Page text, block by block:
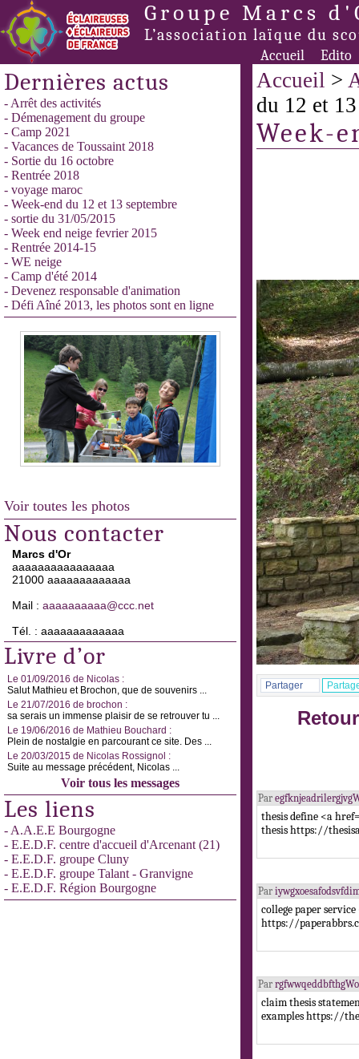
Groupe Marcs
L’association laïque du
Accueil Edito
Dernières actus
- Arrêt des activités
- Démenagement du groupe
- Camp 2021
- Vacances de Toussaint 2018
- Sortie du 16 octobre
- Rentrée 2018
- voyage maroc
- Week-end du 12 et 13 septembre
- sortie du 31/05/2015
- Week end neige fevrier 2015
- Rentrée 2014-15
- WE neige
- Camp d'été 2014
- Devenez responsable d'animation
- Défi Aîné 2013, les photos sont en ligne
Voir toutes les photos
Nous contacter
Marcs d'Or
aaaaaaaaaaaaaaaa
21000 aaaaaaaaaaaaa
Mail : aaaaaaaaaa@ccc.net
Tél. : aaaaaaaaaaaaa
Livre d’or
Le 01/09/2016 de Nicolas :
Salut Mathieu et Brochon, que de souvenirs ...
Le 21/07/2016 de brochon :
sa serais un immense plaisir de se retrouver tu ...
Le 19/06/2016 de Mathieu Bouchard :
Plein de nostalgie en parcourant ce site. Des ...
Le 20/03/2015 de Nicolas Rossignol :
Suite au message précédent, Nicolas ...
Voir tous les messages
Les liens
- A.A.E.E Bourgogne
- E.E.D.F. centre d'accueil d'Arcenant (21)
- E.E.D.F. groupe Cluny
- E.E.D.F. groupe Talant - Granvigne
- E.E.D.F. Région Bourgogne
Accueil >
du 12 et
Week-
Partager
Par
thesis define <a
thesis https://
Par
college paper
https://
Par
claim thesis
examples https://